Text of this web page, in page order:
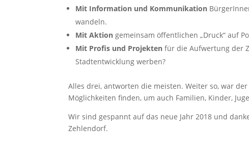
Mit Information und Kommunikation
wandeln.
Mit Aktion gemeinsam öffentlichen „Druck“ auf
Mit Profis und Projekten für die Aufwertung der
Stadtentwicklung werben?
Alles drei, antworten die meisten. Weiter so, war
Möglichkeiten finden, um auch Familien, Kinder,
Wir sind gespannt auf das neue Jahr 2018 und
Zehlendorf.